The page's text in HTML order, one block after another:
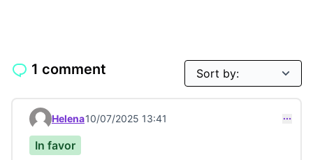
1 comment
Comment 23612
Helena10/07/2025 13:41
In favor